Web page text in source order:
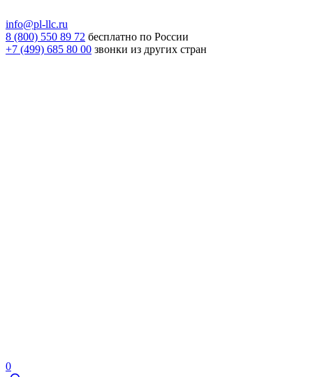
info@pl-llc.ru
8 (800) 550 89 72 бесплатно по России
+7 (499) 685 80 00 звонки из других стран
0